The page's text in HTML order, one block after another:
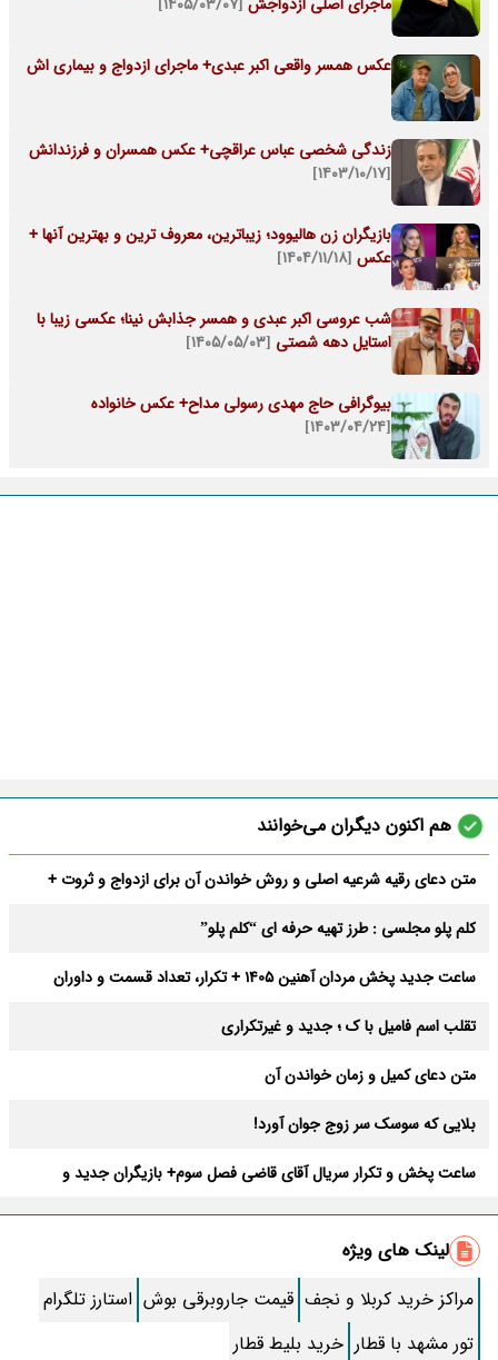
عکس همسر واقعی اکبر عبدی+ ماجرای ازدواج و بیماری اش
زندگی شخصی عباس عراقچی+ عکس همسران و فرزندانش
[۱۴۰۳/۱۰/۱۷]
بازیگران زن هالیوود؛ زیباترین، معروف ترین و بهترین آنها +
عکس [۱۴۰۴/۱۱/۱۸]
شب عروسی اکبر عبدی و همسر جذابش نینا؛ عکسی زیبا با
استایل دهه شصتی [۱۴۰۵/۰۵/۰۳]
بیوگرافی حاج مهدی رسولی مداح+ عکس خانواده
[۱۴۰۳/۰۴/۲۴]
هم اکنون دیگران می‌خوانند
متن دعای رقیه شرعیه اصلی و روش خواندن آن برای ازدواج و ثروت +
کلم پلو مجلسی : طرز تهیه حرفه ای “کلم پلو”
ساعت جدید پخش مردان آهنین 1405 + تکرار، تعداد قسمت و داوران
تقلب اسم فامیل با ک ؛ جدید و غیرتکراری
متن دعای کمیل و زمان خواندن آن
بلایی که سوسک سر زوج جوان آورد!
ساعت پخش و تکرار سریال آقای قاضی فصل سوم+ بازیگران جدید و
طرز تهیه سالاد ماکارونی خانگی خوشمزه و لذیذ + آموزش تصویری
طرز تهیه پاستا با سس آلفردو و مرغ فوری + آموزش تصویری پنه
جواب کامل اسم فامیل با “س”
لینک های ویژه
مراکز خرید کربلا و نجف قیمت جاروبرقی بوش استارز تلگرام
تور مشهد با قطار خرید بلیط قطار